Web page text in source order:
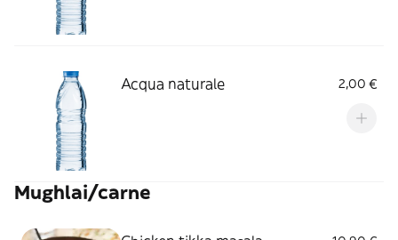
Acqua naturale 2,00 €
Mughlai/carne